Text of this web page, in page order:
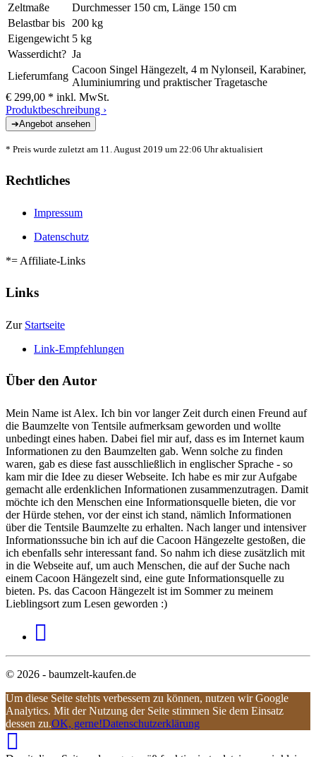
Zeltmaße
Durchmesser 150 cm, Länge 150 cm
Belastbar bis
200 kg
Eigengewicht 5 kg
Wasserdicht? Ja
Lieferumfang
Cacoon Singel Hängezelt, 4 m Nylonseil, Karabiner,
Aluminiumring und praktischer Tragetasche
€ 299,00 * inkl. MwSt.
Produktbeschreibung ›
* Preis wurde zuletzt am 11. August 2019 um 22:06 Uhr aktualisiert
Rechtliches
Impressum
Datenschutz
*= Affiliate-Links
Links
Zur Startseite
Link-Empfehlungen
Über den Autor
Mein Name ist Alex. Ich bin vor langer Zeit durch einen Freund auf
die Baumzelte von Tentsile aufmerksam geworden und wollte
unbedingt eines haben. Dabei fiel mir auf, dass es im Internet kaum
Informationen zu den Baumzelten gab. Wenn solche zu finden
waren, gab es diese fast ausschließlich in englischer Sprache - so
kam mir die Idee zu dieser Webseite. Ich habe es mir zur Aufgabe
gemacht alle erdenklichen Informationen zusammenzutragen. Damit
möchte ich den Menschen eine Informationsquelle bieten, die vor
der Hürde stehen, vor der einst ich stand, nämlich Informationen
über die Tentsile Baumzelte zu erhalten. Nach langer und intensiver
Informationssuche bin ich auf die Cacoon Hängezelte gestoßen, die
ich ebenfalls sehr interessant fand. So nahm ich diese zusätzlich mit
in die Webseite auf, um auch Menschen, die auf der Suche nach
einem Cacoon Hängezelt sind, eine gute Informationsquelle zu
bieten. Ps. das Cacoon Hängezelt ist im Sommer zu meinem
Lieblingsort zum Lesen geworden :)
© 2026 - baumzelt-kaufen.de
Um diese Seite stehts verbessern zu können, nutzen wir Google
Analytics. Mit der Nutzung der Seite stimmen Sie dem Einsatz
dessen zu.OK, gerne!Datenschutzerklärung